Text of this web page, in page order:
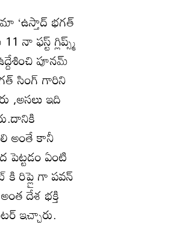
‘ఉస్తాద్ భగత్
నా ఫస్ట్ గ్లిప్స్మ్
పూనమ్
సింగ్ గారిని
,అసలు ఇది
అంతే కానీ
ఏంటి
రిప్లై గా పవన్
దేశ భక్తి
ఇచ్చారు.